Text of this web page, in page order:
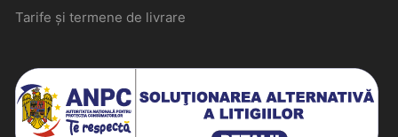
Tarife și termene de livrare